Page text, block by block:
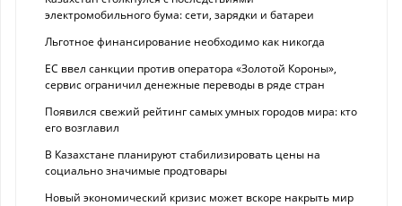
электромобильного бума: сети, зарядки и батареи
Льготное финансирование необходимо как никогда
ЕС ввел санкции против оператора «Золотой Короны»,
сервис ограничил денежные переводы в ряде стран
Появился свежий рейтинг самых умных городов мира: кто
его возглавил
В Казахстане планируют стабилизировать цены на
социально значимые продтовары
Новый экономический кризис может вскоре накрыть мир